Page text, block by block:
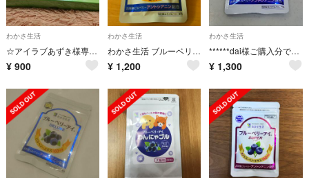
わかさ生活
☆アイラブあずき様専用☆
¥ 900
わかさ生活
わかさ生活 ブルーベリーアイ
¥ 1,200
わかさ生活
******dai様ご購入分です*****
¥ 1,300